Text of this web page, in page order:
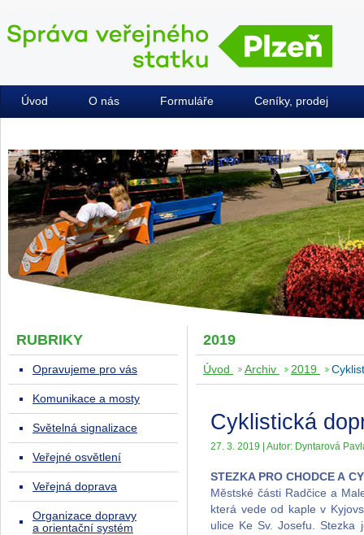
Úvod O nás Formuláře Ceníky, prodej
2019
Úvod Archiv 2019
Cyklistická
27. 3. 2019 | Autor: Dyntarová
STEZKA PRO CHODCE A
Městské části Radčice a
která vede od kaple v
ulice Ke Sv. Josefu.
RUBRIKY
Opravujeme pro vás
Komunikace a mosty
Světelná signalizace
Veřejné osvětlení
Veřejná doprava
Organizace dopravy
a orientační systém